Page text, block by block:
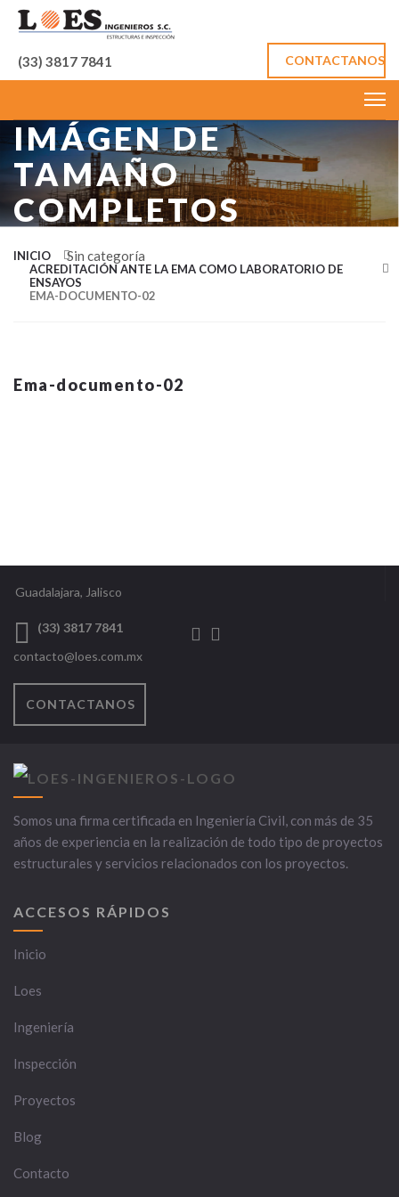
(33) 3817 7841 CONTACTANOS
IMÁGEN DE
TAMAÑO
COMPLETOS
INICIO Sin categoría
ACREDITACIÓN ANTE LA EMA COMO LABORATORIO DE
ENSAYOS
EMA-DOCUMENTO-02
Ema-documento-02
Guadalajara, Jalisco
(33) 3817 7841
contacto@loes.com.mx
CONTACTANOS
Somos una firma certificada en Ingeniería Civil, con más de 35
años de experiencia en la realización de todo tipo de proyectos
estructurales y servicios relacionados con los proyectos.
ACCESOS RÁPIDOS
Inicio
Loes
Ingeniería
Inspección
Proyectos
Blog
Contacto